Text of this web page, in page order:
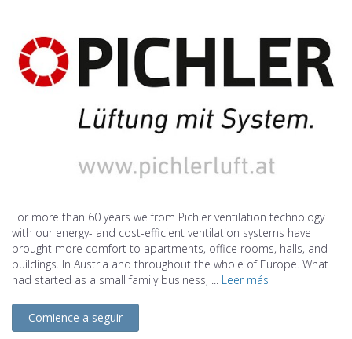
For more than 60 years we from Pichler ventilation technology
with our energy- and cost-efficient ventilation systems have
brought more comfort to apartments, office rooms, halls, and
buildings. In Austria and throughout the whole of Europe. What
had started as a small family business, ... Leer más
Comience a seguir